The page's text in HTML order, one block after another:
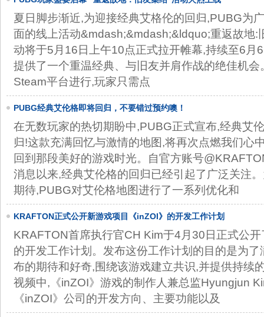
夏日脚步渐近,为迎接经典艾格伦的回归,PUBG为
面的线上活动&mdash;&mdash;&ldquo;重返故地:
动将于5月16日上午10点正式拉开帷幕,持续至6月
提供了一个重温经典、与旧友并肩作战的绝佳机
Steam平台进行,玩家只需点
PUBG经典艾伦格即将回归，不要错过预约噢！
在无数玩家的热切期盼中,PUBG正式宣布,经典艾
归!这款充满回忆与激情的地图,将再次点燃我们心
回到那段美好的游戏时光。自官方账号
消息以来,经典艾伦格的回归已经引起了广泛关注
期待,PUBG对艾伦格地图进行了一系列优化和
KRAFTON正式公开新游戏项目《inZOI》的开发工作计划
KRAFTON首席执行官CH Kim于4月30日正式公
的开发工作计划。发布这份工作计划的目的是为
布的期待和好奇,围绕该游戏建立共识,并提供持续
视频中,《inZOI》游戏的制作人兼总监Hyungjun
《inZOI》公司的开发方向、主要功能以及